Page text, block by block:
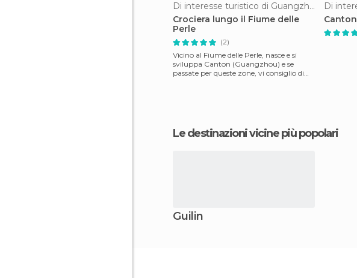
Di interesse turistico di Guangzhou
Crociera lungo il Fiume delle
Perle
(2)
Vicino al Fiume delle Perle, nasce e si
sviluppa Canton (Guangzhou) e se
passate per queste zone, vi consiglio di
Canton
Le destinazioni vicine più popolari
Guilin